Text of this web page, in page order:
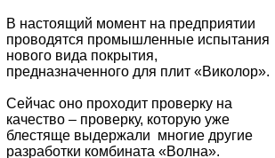
В настоящий момент на предприятии
проводятся промышленные испытания
нового вида покрытия,
предназначенного для плит «Виколор».
Сейчас оно проходит проверку на
качество – проверку, которую уже
блестяще выдержали многие другие
разработки комбината «Волна».